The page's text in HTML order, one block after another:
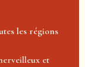
les régions
et